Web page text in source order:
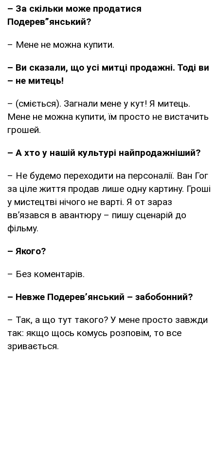
– За скільки може продатися
Подерев”янський?
– Мене не можна купити.
– Ви сказали, що усі митці продажні. Тоді ви
– не митець!
– (сміється). Загнали мене у кут! Я митець.
Мене не можна купити, їм просто не вистачить
грошей.
– А хто у нашій культурі найпродажніший?
– Не будемо переходити на персоналії. Ван Гог
за ціле життя продав лише одну картину. Гроші
у мистецтві нічого не варті. Я от зараз
вв’язався в авантюру – пишу сценарій до
фільму.
– Якого?
– Без коментарів.
– Невже Подерев’янський – забобонний?
– Так, а що тут такого? У мене просто завжди
так: якщо щось комусь розповім, то все
зривається.